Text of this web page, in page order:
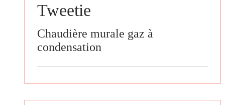
Tweetie
Chaudière murale gaz à
condensation